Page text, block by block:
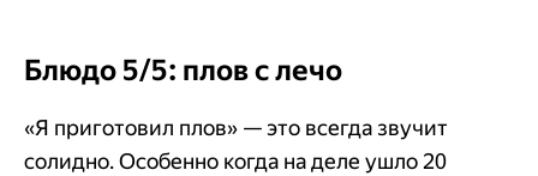
Блюдо 5/5: плов с лечо
«Я приготовил плов» — это всегда звучит
солидно. Особенно когда на деле ушло 20